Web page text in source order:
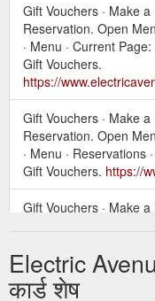
Gift Vouchers · Make a
Reservation. Open
· Menu · Current
Gift Vouchers.
https://
Gift Vouchers · Make a
Reservation. Open
· Menu · Reservations
Gift Vouchers. https://
Gift Vouchers · Make
Vouchers.https://
Electric
कार्ड शेष